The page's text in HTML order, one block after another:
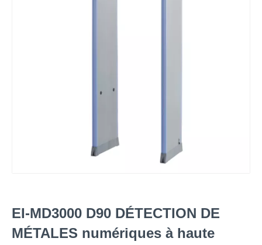
EI-MD3000 D90 DÉTECTION DE
MÉTALES numériques à haute